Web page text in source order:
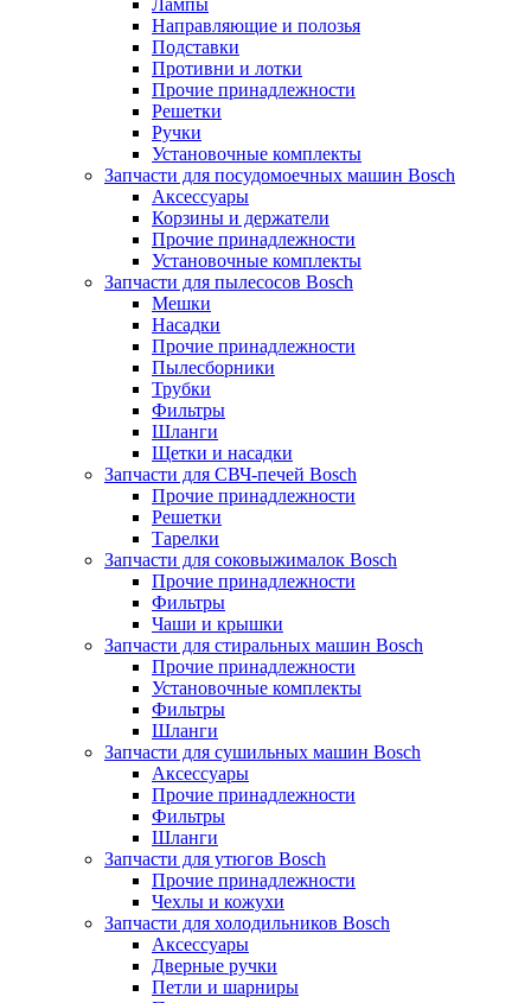
Лампы
Направляющие и полозья
Подставки
Противни и лотки
Прочие принадлежности
Решетки
Ручки
Установочные комплекты
Запчасти для посудомоечных машин Bosch
Аксессуары
Корзины и держатели
Прочие принадлежности
Установочные комплекты
Запчасти для пылесосов Bosch
Мешки
Насадки
Прочие принадлежности
Пылесборники
Трубки
Фильтры
Шланги
Щетки и насадки
Запчасти для СВЧ-печей Bosch
Прочие принадлежности
Решетки
Тарелки
Запчасти для соковыжималок Bosch
Прочие принадлежности
Фильтры
Чаши и крышки
Запчасти для стиральных машин Bosch
Прочие принадлежности
Установочные комплекты
Фильтры
Шланги
Запчасти для сушильных машин Bosch
Аксессуары
Прочие принадлежности
Фильтры
Шланги
Запчасти для утюгов Bosch
Прочие принадлежности
Чехлы и кожухи
Запчасти для холодильников Bosch
Аксессуары
Дверные ручки
Петли и шарниры